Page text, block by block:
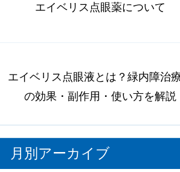
エイベリス点眼薬について
エイベリス点眼液とは？緑内障治
の効果・副作用・使い方を解説
月別アーカイブ